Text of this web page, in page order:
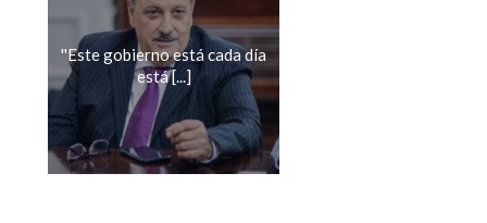
''Este gobierno está cada día
está [...]